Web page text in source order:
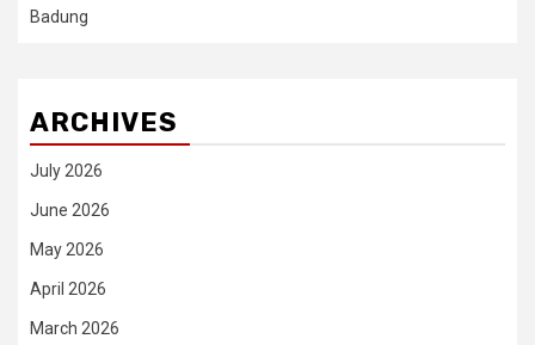
Badung
ARCHIVES
July 2026
June 2026
May 2026
April 2026
March 2026